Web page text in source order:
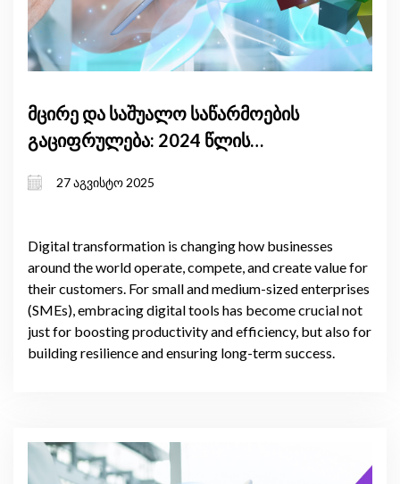
მცირე და საშუალო საწარმოების
გაციფრულება: 2024 წლის
27 აგვისტო 2025
Digital transformation is changing how businesses
around the world operate, compete, and create value for
their customers. For small and medium-sized enterprises
(SMEs), embracing digital tools has become crucial not
just for boosting productivity and efficiency, but also for
building resilience and ensuring long-term success.